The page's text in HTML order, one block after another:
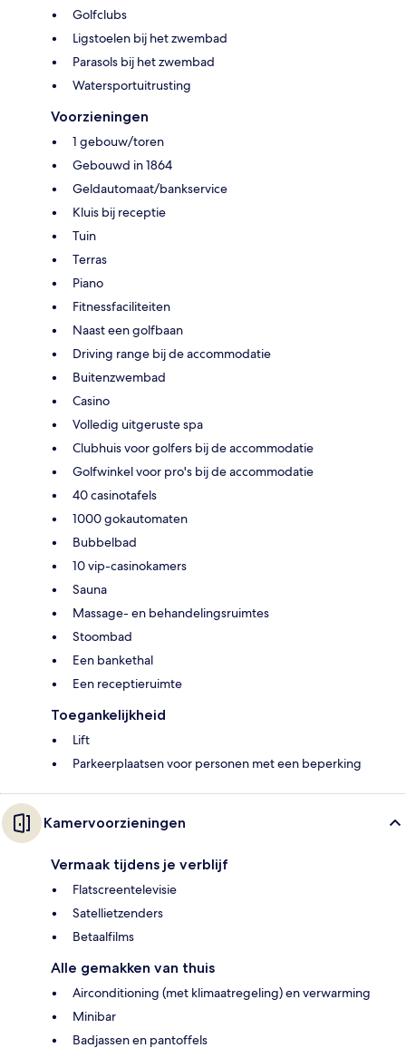
Golfclubs
Ligstoelen bij het zwembad
Parasols bij het zwembad
Watersportuitrusting
Voorzieningen
1 gebouw/toren
Gebouwd in 1864
Geldautomaat/bankservice
Kluis bij receptie
Tuin
Terras
Piano
Fitnessfaciliteiten
Naast een golfbaan
Driving range bij de accommodatie
Buitenzwembad
Casino
Volledig uitgeruste spa
Clubhuis voor golfers bij de accommodatie
Golfwinkel voor pro's bij de accommodatie
40 casinotafels
1000 gokautomaten
Bubbelbad
10 vip-casinokamers
Sauna
Massage- en behandelingsruimtes
Stoombad
Een bankethal
Een receptieruimte
Toegankelijkheid
Lift
Parkeerplaatsen voor personen met een beperking
Kamervoorzieningen
Vermaak tijdens je verblijf
Flatscreentelevisie
Satellietzenders
Betaalfilms
Alle gemakken van thuis
Airconditioning (met klimaatregeling) en verwarming
Minibar
Badjassen en pantoffels